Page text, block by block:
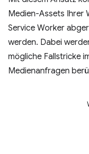
Medien-Assets Ihrer
Service Worker
werden. Dabei
mögliche Fallstricke
Medienanfragen